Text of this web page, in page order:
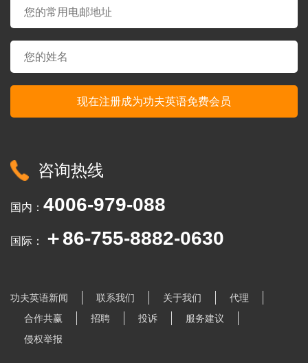
咨询热线
国内： 4006-979-088
国际： ＋86-755-8882-0630
功夫英语新闻 联系我们 关于我们
代理
合作共赢
招聘 投诉
服务建议
侵权举报